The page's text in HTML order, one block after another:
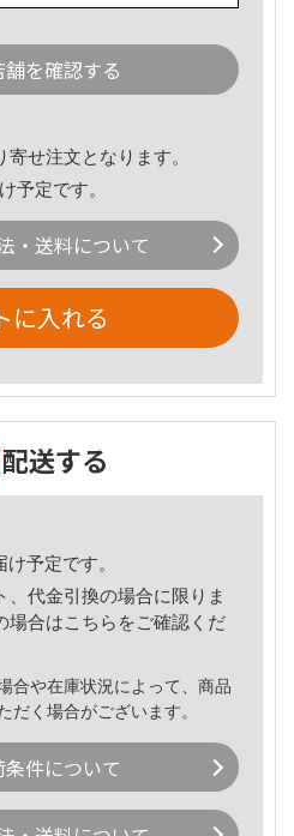
を確認する
せ注文となります。
予定です。
・送料について
に入れる
配送する
予定です。
、代金引換の場合に限りま
場合はこちら をご確認くだ
合や在庫状況によって、商品
だく場合がございます。
件について